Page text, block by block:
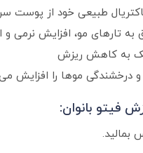
طبیعی خود از پوست
درخشندگی موها را افزایش
فیتو بانوان:
بمالید.